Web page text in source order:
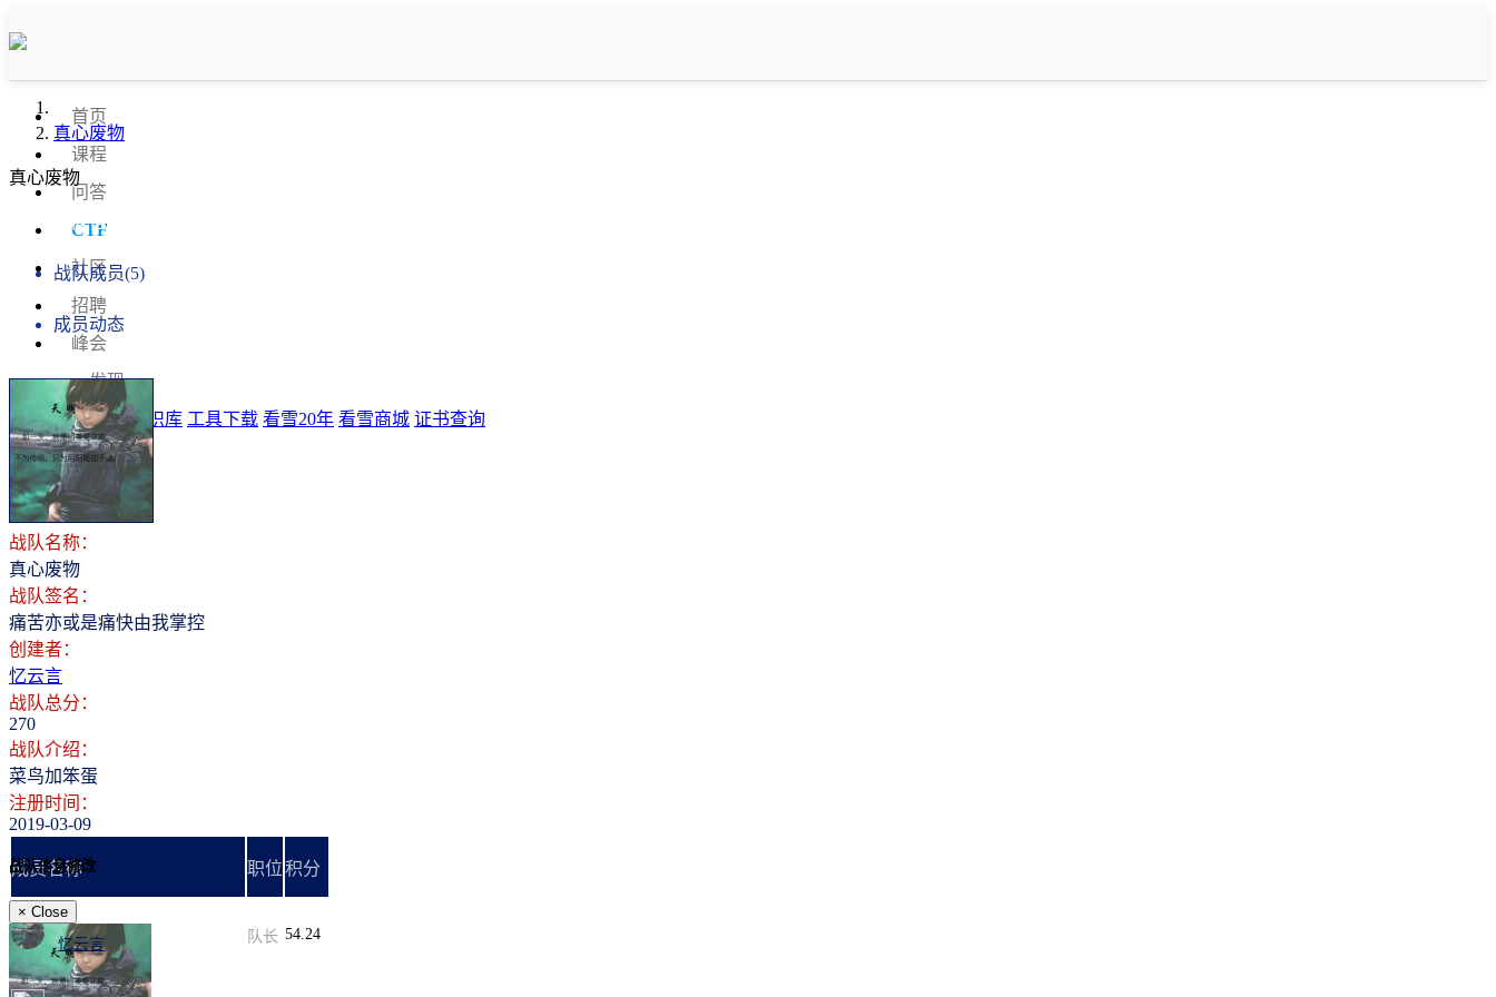
首页
课程
问答
CTF
社区
招聘
峰会
发现
排行榜 知识库 工具下载 看雪20年 看雪商城 证书查询
登录 注册
真心废物
真心废物
战队信息
战队成员(5)
成员动态
战队名称：
真心废物
战队签名：
痛苦亦或是痛快由我掌控
创建者：
忆云言
战队总分：
270
战队介绍：
菜鸟加笨蛋
注册时间：
2019-03-09
成员名称 职位积分
忆云言 队长 54.24
战队信息修改
× Close